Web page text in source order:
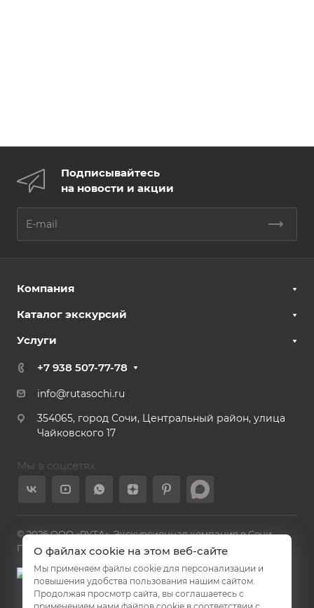
Подписывайтесь
на новости и акции
Компания
Каталог экскурсий
Услуги
+7 938 507-77-78
info@rutasochi.ru
354065, город Сочи, Центральный район, улица
Чайковского 17
Мы в соцсетях
© 2026 ООО «РУТА». Экскурсионная компания в Сочи.
Политика конфиденциальности
О файлах cookie на этом веб-сайте
Мы применяем файлы cookie для персонализации и
повышения удобства пользования нашим сайтом.
Продолжая просмотр сайта, вы соглашаетесь с